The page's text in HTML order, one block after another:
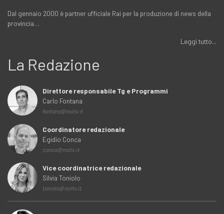
Dal gennaio 2000 è partner ufficiale Rai per la produzione di news della
provincia…
Leggi tutto...
La Redazione
Direttore responsabile Tg e Programmi
Carlo Fontana
fontana@noitv.it
Coordinatore redazionale
Egidio Conca
conca@noitv.it
Vice coordinatrice redazionale
Silvia Toniolo
toniolo@noitv.it